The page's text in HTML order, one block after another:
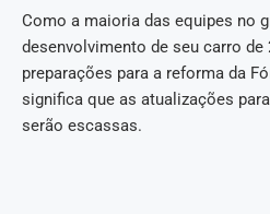
Como a maioria das equipes no
desenvolvimento de seu carro de
preparações para a reforma da
significa que as atualizações
serão escassas.